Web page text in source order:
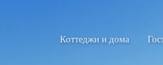
Коттеджи и дома